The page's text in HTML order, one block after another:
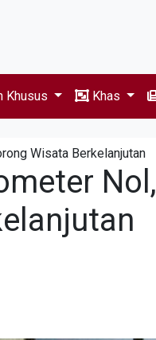
Khusus Khas
Wisata Berkelanjutan
Nol,